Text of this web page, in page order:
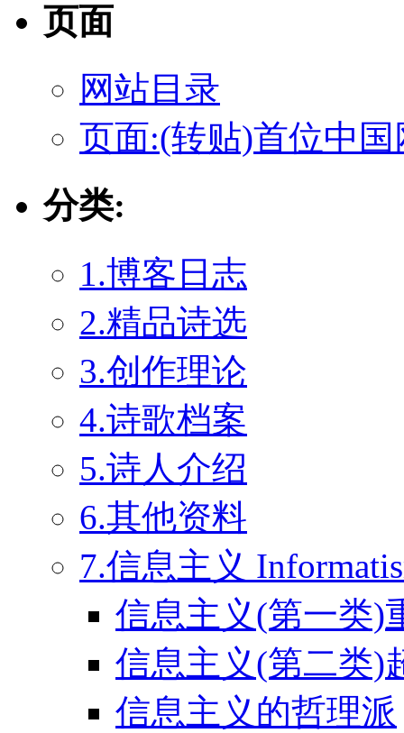
页面
网站目录
页面:(转贴)首位中
分类:
1.博客日志
2.精品诗选
3.创作理论
4.诗歌档案
5.诗人介绍
6.其他资料
7.信息主义
信息主义(第一类)
信息主义(第二类)
信息主义的哲理派